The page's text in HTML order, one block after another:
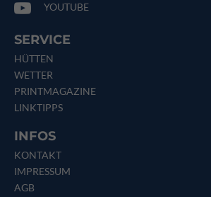
YOUTUBE
SERVICE
HÜTTEN
WETTER
PRINTMAGAZINE
LINKTIPPS
INFOS
KONTAKT
IMPRESSUM
AGB